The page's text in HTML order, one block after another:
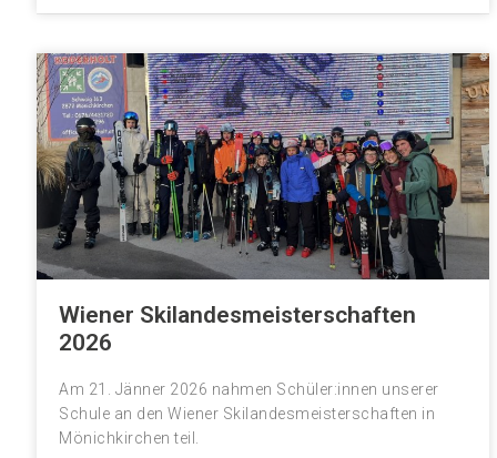
Wiener Skilandesmeisterschaften
2026
Am 21. Jänner 2026 nahmen Schüler:innen unserer
Schule an den Wiener Skilandesmeisterschaften in
Mönichkirchen teil.